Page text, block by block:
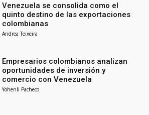
Venezuela se consolida como el
quinto destino de las exportaciones
colombianas
Andrea Teixeira
Empresarios colombianos analizan
oportunidades de inversión y
comercio con Venezuela
Yohenli Pacheco